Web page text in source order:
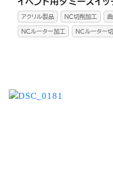
アクリル製品 NC切削加工
NCルーター加工 ＮＣルーター